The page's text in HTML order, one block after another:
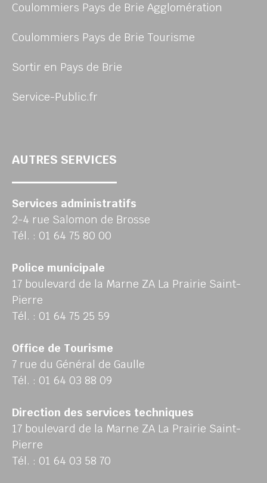
Coulommiers Pays de Brie Agglomération
Coulommiers Pays de Brie Tourisme
Sortir en Pays de Brie
Service-Public.fr
AUTRES SERVICES
Services administratifs
2-4 rue Salomon de Brosse
Tél. : 01 64 75 80 00
Police municipale
17 boulevard de la Marne ZA La Prairie Saint-
Pierre
Tél. : 01 64 75 25 59
Office de Tourisme
7 rue du Général de Gaulle
Tél. : 01 64 03 88 09
Direction des services techniques
17 boulevard de la Marne ZA La Prairie Saint-
Pierre
Tél. : 01 64 03 58 70